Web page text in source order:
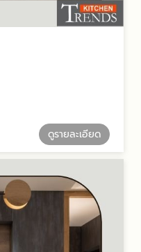
ดูรายละเอียด